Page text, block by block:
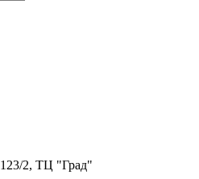
2, ТЦ "Град"